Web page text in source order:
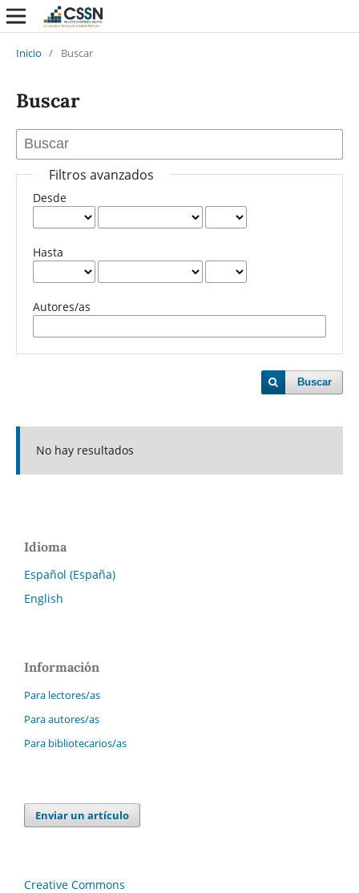
Inicio / Buscar
Buscar
Filtros avanzados
Desde
Hasta
Autores/as
Buscar
No hay resultados
Idioma
Español (España)
English
Información
Para lectores/as
Para autores/as
Para bibliotecarios/as
Enviar un artículo
Creative Commons